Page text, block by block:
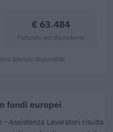
€ 63.484
Fatturato per dipendente
bilancio disponibile.
fondi europei
- Assistenza Lavoratori risulta